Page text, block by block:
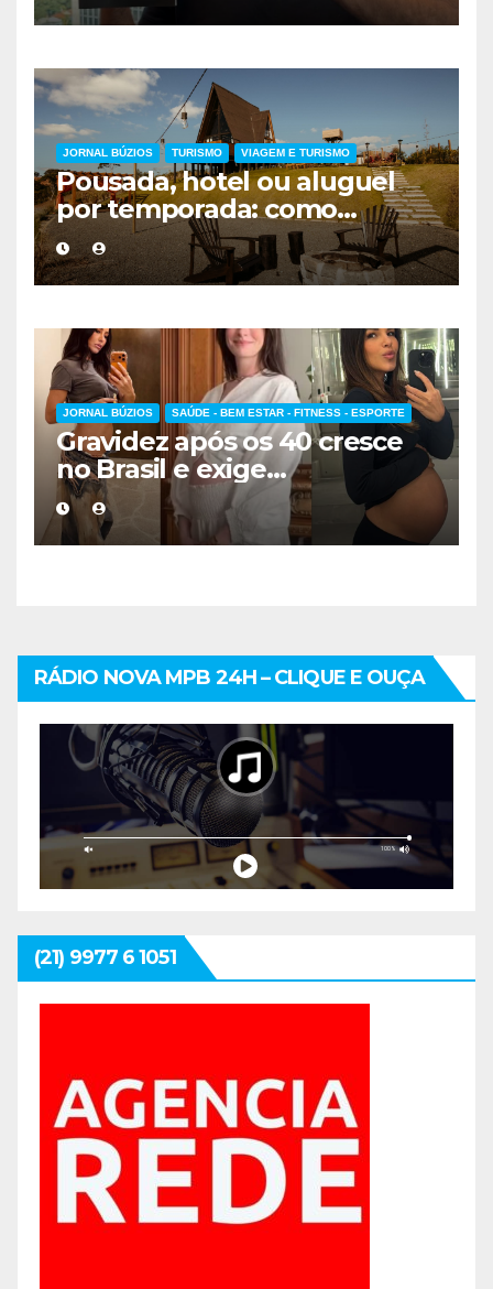
JORNAL BÚZIOS TURISMO VIAGEM E TURISMO
Pousada, hotel ou aluguel
por temporada: como
escolher a melhor
hospedagem
JORNAL BÚZIOS SAÚDE - BEM ESTAR - FITNESS - ESPORTE
Gravidez após os 40 cresce
no Brasil e exige
acompanhamento médico
mais cuidadoso
RÁDIO NOVA MPB 24H – CLIQUE E OUÇA
(21) 9977 6 1051